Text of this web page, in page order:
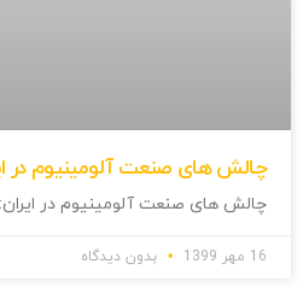
چالش های صنعت آلومینیوم در
چالش های صنعت آلومینیوم در
16 مهر 1399 بدون دیدگاه